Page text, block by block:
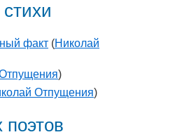
факт (Николай
)
Отпущения)
поэтов